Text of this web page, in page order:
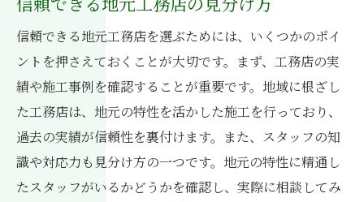
信頼できる地元工務店を選ぶためには、いくつかのポイ
ントを押さえておくことが大切です。まず、工務店の実
績や施工事例を確認することが重要です。地域に根ざし
た工務店は、地元の特性を活かした施工を行っており、
過去の実績が信頼性を裏付けます。また、スタッフの知
識や対応力も見分け方の一つです。地元の特性に精通し
たスタッフがいるかどうかを確認し、実際に相談してみ